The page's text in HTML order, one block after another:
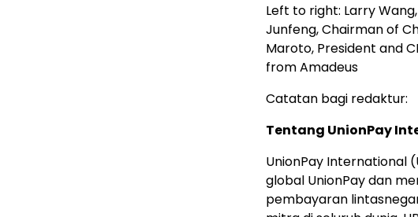
Left to right: Larry
Junfeng, Chairman of
Maroto, President and
from Amadeus
Catatan bagi redaktur:
Tentang UnionPay
UnionPay International
global UnionPay dan
pembayaran